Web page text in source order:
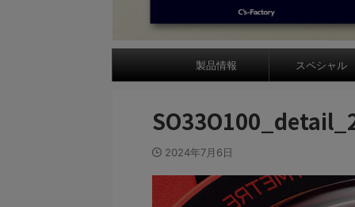
製品情報 スペシャル
2024年7月6日